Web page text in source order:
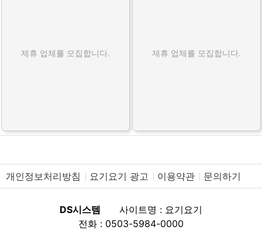
제휴 업체를 모집합니다. 제휴 업체를 모집합니다.
개인정보처리방침 요기요기 광고 이용약관 문의하기
DS시스템
사이트명 : 요기요기
전화 : 0503-5984-0000